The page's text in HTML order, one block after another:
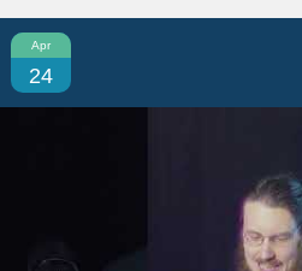
Apr
24